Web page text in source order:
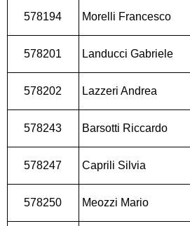
578194 Morelli Francesco
578201 Landucci Gabriele
578202 Lazzeri Andrea
578243 Barsotti Riccardo
578247 Caprili Silvia
578250 Meozzi Mario